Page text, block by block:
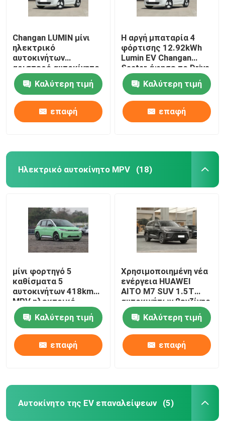
Changan LUMIN μίνι
ηλεκτρικό
αυτοκινήτων
αριστερό αυτοκίνητο
155KM της EV Drive
νέο χρησιμοποιημένο
ενέργεια
Καλύτερη τιμή
επαφή
Η αργή μπαταρία 4
φόρτισης 12.92kWh
Lumin EV Changan
Seater άφησε το Drive
Καλύτερη τιμή
επαφή
Ηλεκτρικό αυτοκίνητο MPV (18)
μίνι φορτηγό 5
καθίσματα 5
αυτοκινήτων 418km
MPV ηλεκτρικό
αυτοκίνητο πορτών
BYD D1 για την
επιχείρηση
Καλύτερη τιμή
επαφή
Χρησιμοποιημένη νέα
ενέργεια HUAWEI
AITO M7 SUV 1.5T
αυτοκινήτων βενζίνης
ηλεκτρική υβριδική
Καλύτερη τιμή
επαφή
Αυτοκίνητο της EV επαναλείψεων (5)